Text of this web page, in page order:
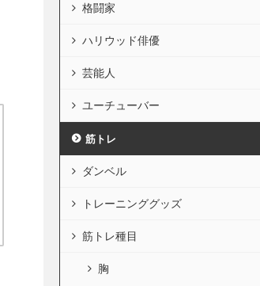
格闘家
ハリウッド俳優
芸能人
ユーチューバー
筋トレ
ダンベル
トレーニンググッズ
筋トレ種目
胸